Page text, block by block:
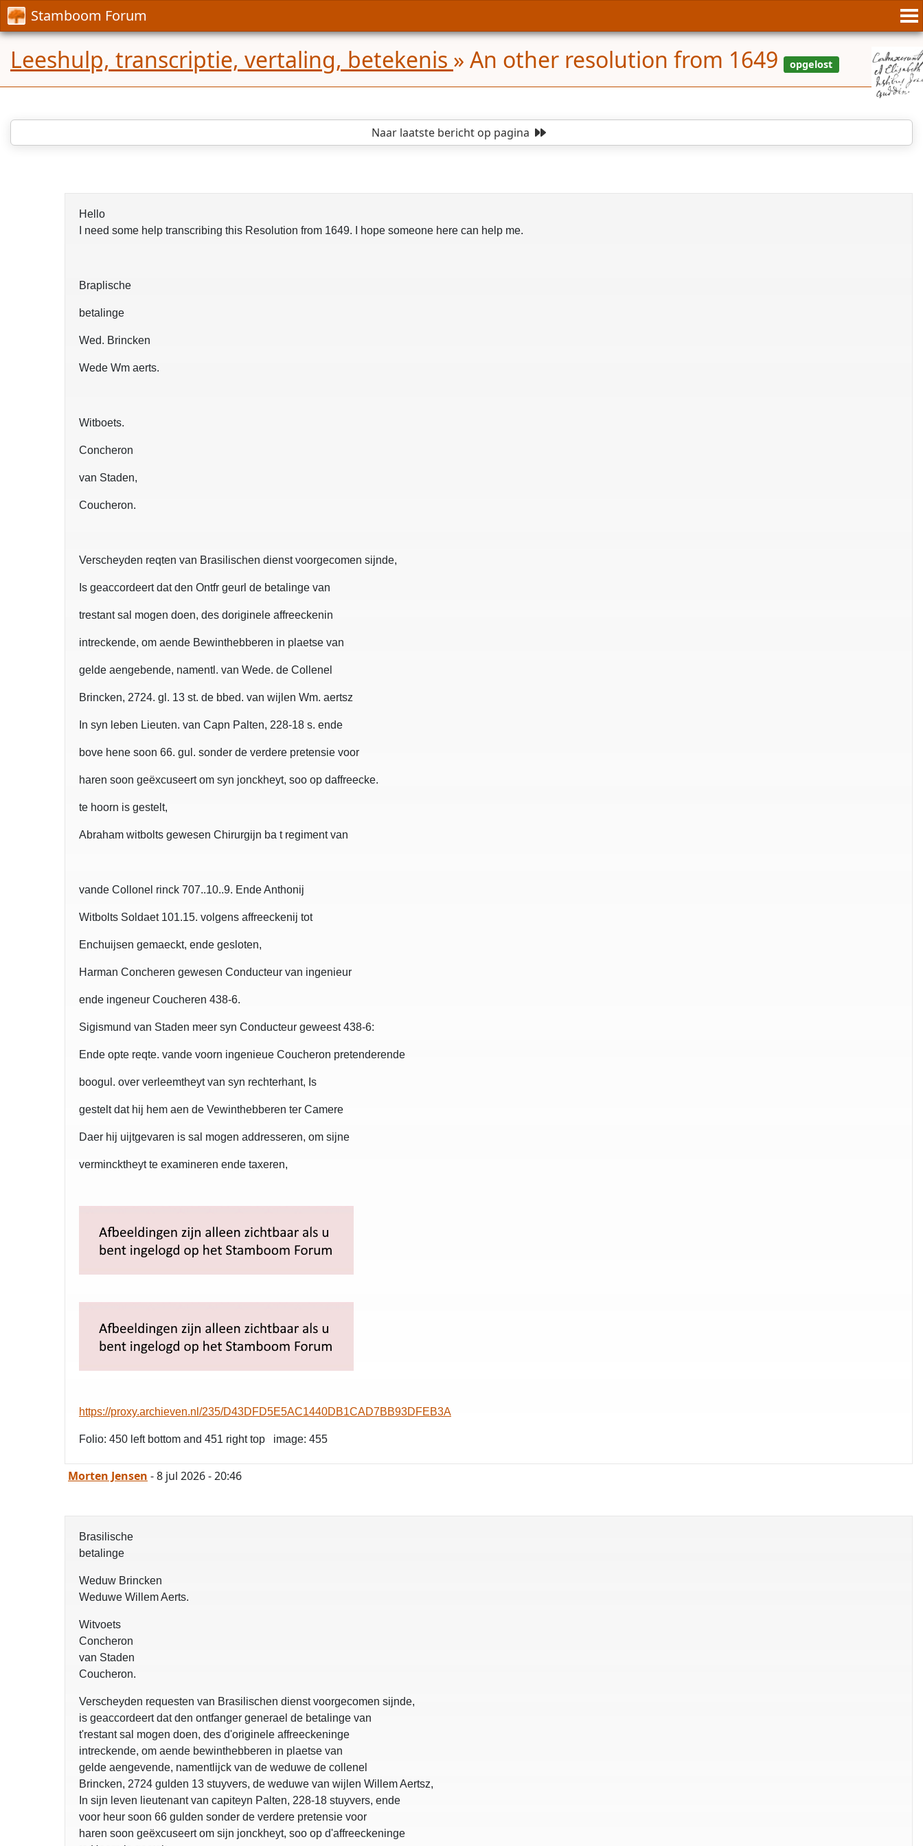
Stamboom Forum
Leeshulp, transcriptie, vertaling, betekenis » An other resolution from 1649
Naar laatste berichtop pagina
Hello
I need some help transcribing this Resolution from 1649. I hope someone here can help me.
Braplische
betalinge
Wed. Brincken
Wede Wm aerts.
Witboets.
Concheron
van Staden,
Coucheron.
Verscheyden reqten van Brasilischen dienst voorgecomen sijnde,
Is geaccordeert dat den Ontfr geurl de betalinge van
trestant sal mogen doen, des doriginele affreeckenin
intreckende, om aende Bewinthebberen in plaetse van
gelde aengebende, namentl. van Wede. de Collenel
Brincken, 2724. gl. 13 st. de bbed. van wijlen Wm. aertsz
In syn leben Lieuten. van Capn Palten, 228-18 s. ende
bove hene soon 66. gul. sonder de verdere pretensie voor
haren soon geëxcuseert om syn jonckheyt, soo op daffreecke.
te hoorn is gestelt,
Abraham witbolts gewesen Chirurgijn ba t regiment van
vande Collonel rinck 707..10..9. Ende Anthonij
Witbolts Soldaet 101.15. volgens affreeckenij tot
Enchuijsen gemaeckt, ende gesloten,
Harman Concheren gewesen Conducteur van ingenieur
ende ingeneur Coucheren 438-6.
Sigismund van Staden meer syn Conducteur geweest 438-6:
Ende opte reqte. vande voorn ingenieue Coucheron pretenderende
boogul. over verleemtheyt van syn rechterhant, Is
gestelt dat hij hem aen de Vewinthebberen ter Camere
Daer hij uijtgevaren is sal mogen addresseren, om sijne
vermincktheyt te examineren ende taxeren,
https://proxy.archieven.nl/235/D43DFD5E5AC1440DB1CAD7BB93DFEB3A
Folio: 450 left bottom and 451 right top image: 455
Morten Jensen - 8 jul 2026 - 20:46
Brasilische
betalinge
Weduw Brincken
Weduwe Willem Aerts.
Witvoets
Concheron
van Staden
Coucheron.
Verscheyden requesten van Brasilischen dienst voorgecomen sijnde,
is geaccordeert dat den ontfanger generael de betalinge van
t'restant sal mogen doen, des d'originele affreeckeninge
intreckende, om aende bewinthebberen in plaetse van
gelde aengevende, namentlijck van de weduwe de collenel
Brincken, 2724 gulden 13 stuyvers, de weduwe van wijlen Willem Aertsz,
In sijn leven lieutenant van capiteyn Palten, 228-18 stuyvers, ende
voor heur soon 66 gulden sonder de verdere pretensie voor
haren soon geëxcuseert om sijn jonckheyt, soo op d'affreeckeninge